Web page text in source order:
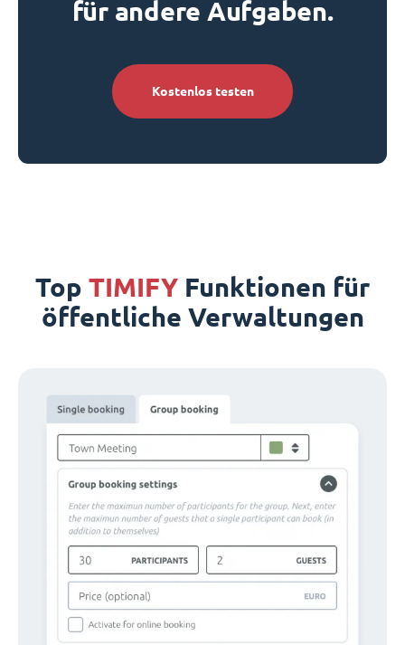
für andere Aufgaben.
Kostenlos testen
Top TIMIFY Funktionen für
öffentliche Verwaltungen